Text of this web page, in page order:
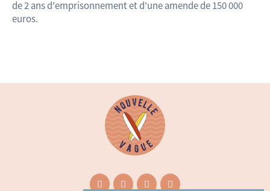
de 2 ans d'emprisonnement et d'une amende de 150 000
euros.